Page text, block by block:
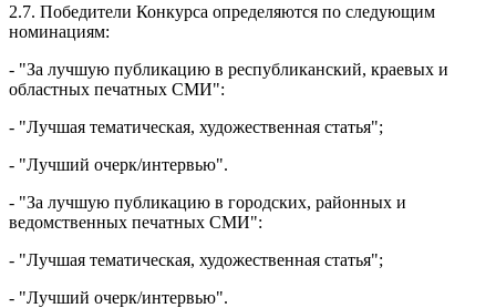
2.7. Победители Конкурса определяются по следующим
номинациям:
- "За лучшую публикацию в республиканский, краевых и
областных печатных СМИ":
- "Лучшая тематическая, художественная статья";
- "Лучший очерк/интервью".
- "За лучшую публикацию в городских, районных и
ведомственных печатных СМИ":
- "Лучшая тематическая, художественная статья";
- "Лучший очерк/интервью".